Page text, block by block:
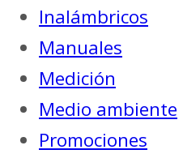
Inalámbricos
Manuales
Medición
Medio ambiente
Promociones